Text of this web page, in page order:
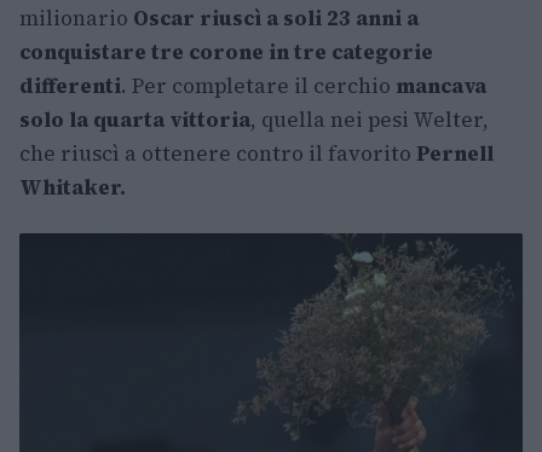
milionario Oscar riuscì a soli 23 anni a
conquistare tre corone in tre categorie
differenti. Per completare il cerchio mancava
solo la quarta vittoria, quella nei pesi Welter,
che riuscì a ottenere contro il favorito Pernell
Whitaker.